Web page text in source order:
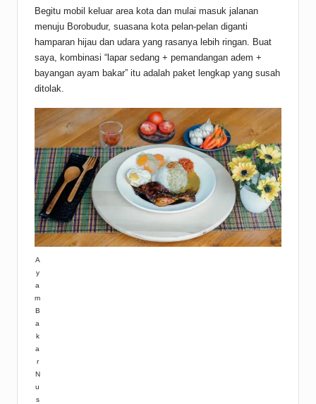
Begitu mobil keluar area kota dan mulai masuk jalanan
menuju Borobudur, suasana kota pelan-pelan diganti
hamparan hijau dan udara yang rasanya lebih ringan. Buat
saya, kombinasi “lapar sedang + pemandangan adem +
bayangan ayam bakar” itu adalah paket lengkap yang susah
ditolak.
A
y
a
m
B
a
k
a
r
N
u
s